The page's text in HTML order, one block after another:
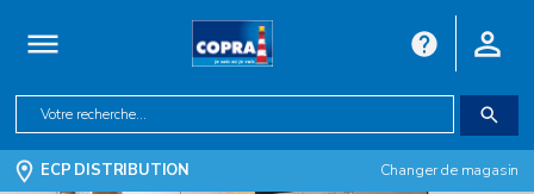
ECP DISTRIBUTION Changer de magasin